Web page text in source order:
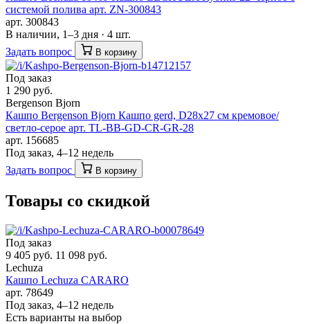
системой полива арт. ZN-300843
арт. 300843
В наличии, 1–3 дня · 4 шт.
Задать вопрос
В корзину
Под заказ
1 290 руб.
Bergenson Bjorn
Кашпо Bergenson Bjorn Кашпо gerd, D28х27 см кремовое/
светло-серое арт. TL-BB-GD-CR-GR-28
арт. 156685
Под заказ, 4–12 недель
Задать вопрос
В корзину
Товары со скидкой
Под заказ
9 405 руб. 11 098 руб.
Lechuza
Кашпо Lechuza CARARO
арт. 78649
Под заказ, 4–12 недель
Есть варианты на выбор